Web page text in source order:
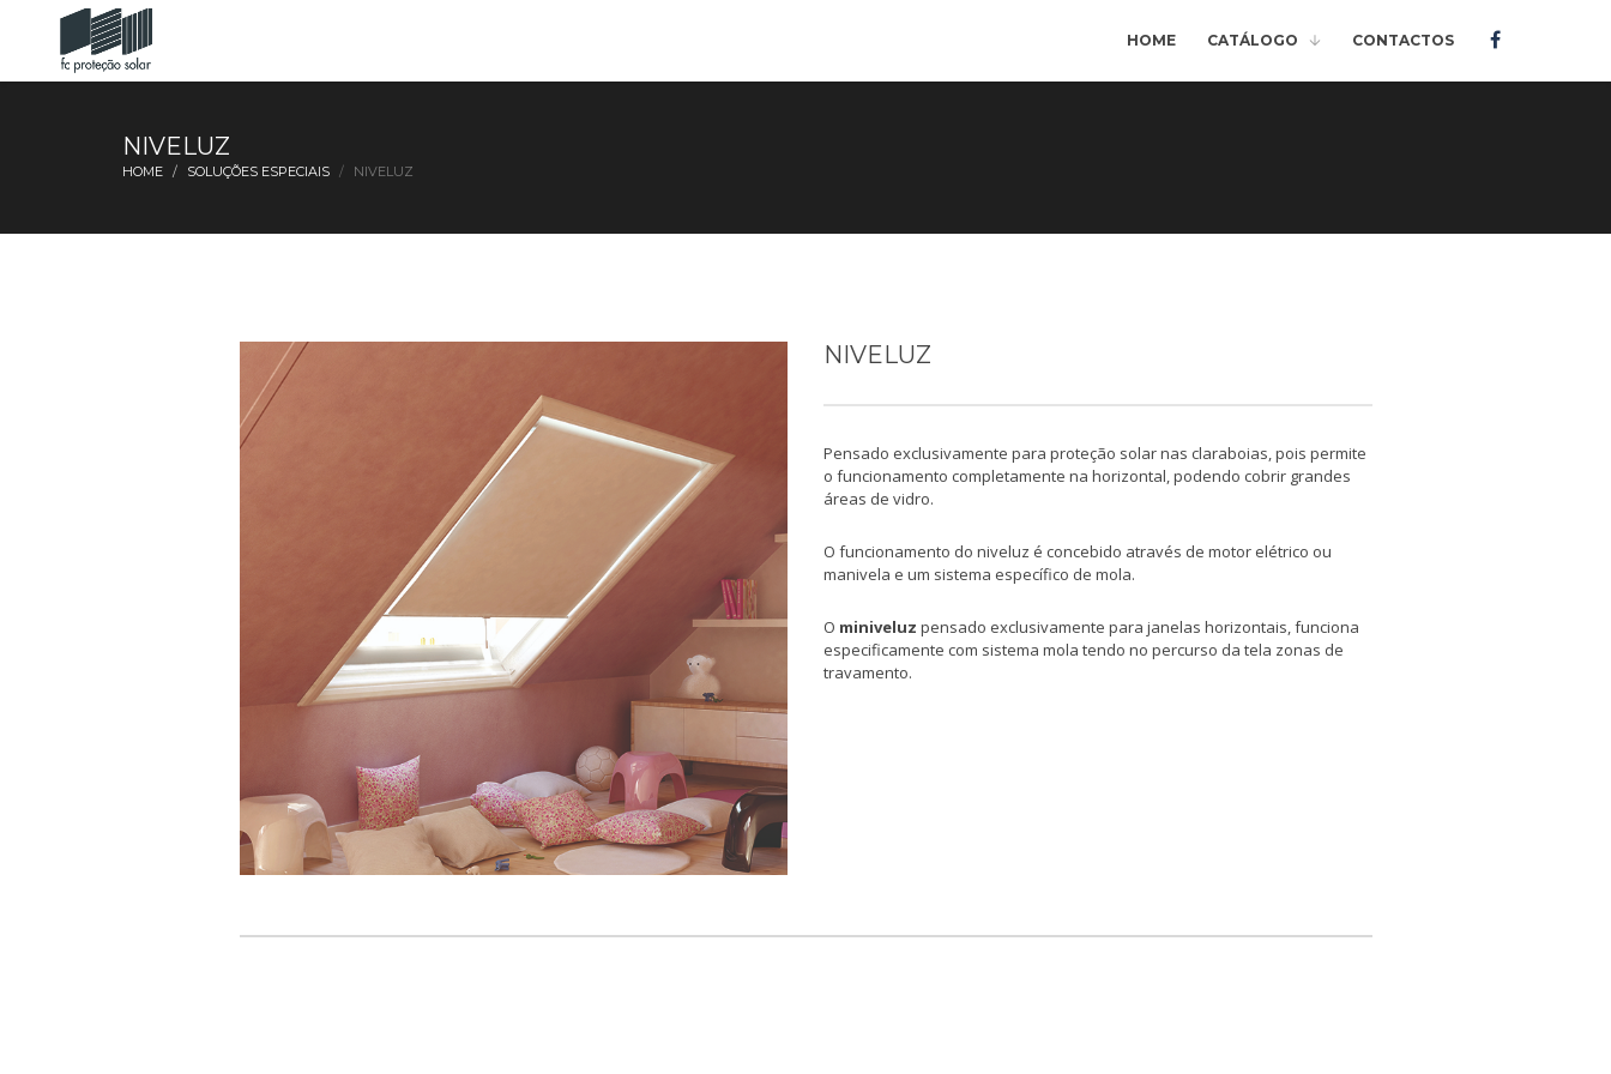
HOME CATÁLOGO CONTACTOS
NIVELUZ
HOME SOLUÇÕES ESPECIAIS NIVELUZ
NIVELUZ
Pensado exclusivamente para proteção solar nas claraboias, pois permite
o funcionamento completamente na horizontal, podendo cobrir grandes
áreas de vidro.
O funcionamento do niveluz é concebido através de motor elétrico ou
manivela e um sistema específico de mola.
O miniveluz pensado exclusivamente para janelas horizontais, funciona
especificamente com sistema mola tendo no percurso da tela zonas de
travamento.